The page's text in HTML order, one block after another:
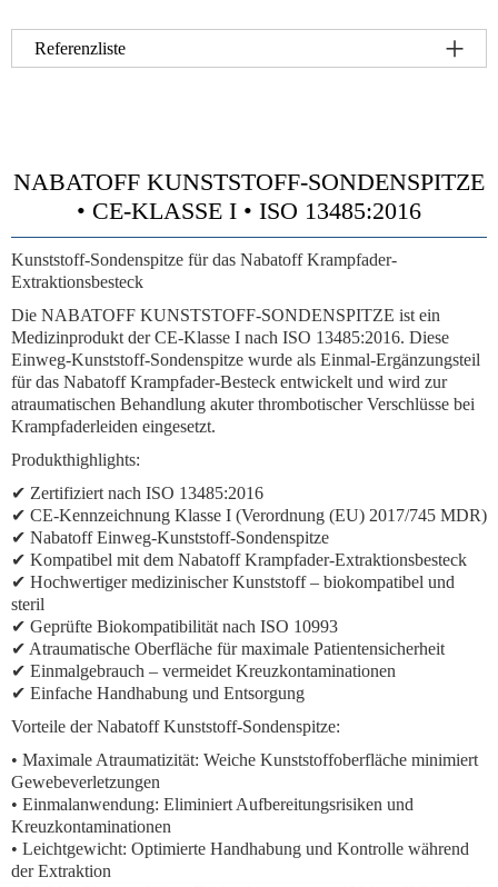
Referenzliste
NABATOFF KUNSTSTOFF-SONDENSPITZE
• CE-KLASSE I • ISO 13485:2016
Kunststoff-Sondenspitze für das Nabatoff Krampfader-
Extraktionsbesteck
Die NABATOFF KUNSTSTOFF-SONDENSPITZE ist ein
Medizinprodukt der CE-Klasse I nach ISO 13485:2016. Diese
Einweg-Kunststoff-Sondenspitze wurde als Einmal-Ergänzungsteil
für das Nabatoff Krampfader-Besteck entwickelt und wird zur
atraumatischen Behandlung akuter thrombotischer Verschlüsse bei
Krampfaderleiden eingesetzt.
Produkthighlights:
✔ Zertifiziert nach ISO 13485:2016
✔ CE-Kennzeichnung Klasse I (Verordnung (EU) 2017/745 MDR)
✔ Nabatoff Einweg-Kunststoff-Sondenspitze
✔ Kompatibel mit dem Nabatoff Krampfader-Extraktionsbesteck
✔ Hochwertiger medizinischer Kunststoff – biokompatibel und
steril
✔ Geprüfte Biokompatibilität nach ISO 10993
✔ Atraumatische Oberfläche für maximale Patientensicherheit
✔ Einmalgebrauch – vermeidet Kreuzkontaminationen
✔ Einfache Handhabung und Entsorgung
Vorteile der Nabatoff Kunststoff-Sondenspitze:
• Maximale Atraumatizität: Weiche Kunststoffoberfläche minimiert
Gewebeverletzungen
• Einmalanwendung: Eliminiert Aufbereitungsrisiken und
Kreuzkontaminationen
• Leichtgewicht: Optimierte Handhabung und Kontrolle während
der Extraktion